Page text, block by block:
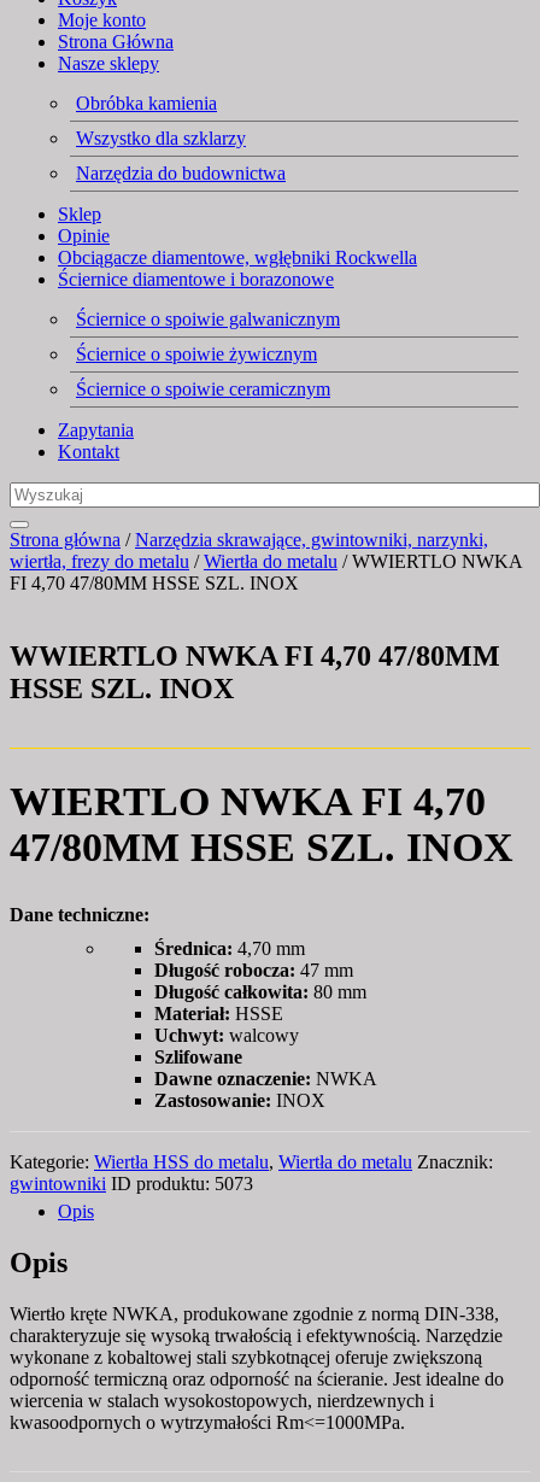
Moje konto
Strona Główna
Nasze sklepy
Obróbka kamienia
Wszystko dla szklarzy
Narzędzia do budownictwa
Sklep
Opinie
Obciągacze diamentowe, wgłębniki Rockwella
Ściernice diamentowe i borazonowe
Ściernice o spoiwie galwanicznym
Ściernice o spoiwie żywicznym
Ściernice o spoiwie ceramicznym
Zapytania
Kontakt
Strona główna /Narzędzia skrawające, gwintowniki, narzynki,
wiertła, frezy do metalu /Wiertła do metalu / WWIERTLO NWKA
FI 4,70 47/80MM HSSE SZL. INOX
WWIERTLO NWKA FI 4,70 47/80MM
HSSE SZL. INOX
WIERTLO NWKA FI 4,70
47/80MM HSSE SZL. INOX
Dane techniczne:
Średnica: 4,70 mm
Długość robocza: 47 mm
Długość całkowita: 80 mm
Materiał: HSSE
Uchwyt: walcowy
Szlifowane
Dawne oznaczenie: NWKA
Zastosowanie: INOX
Kategorie: Wiertła HSS do metalu, Wiertła do metalu Znacznik:
gwintowniki ID produktu: 5073
Opis
Opis
Wiertło kręte NWKA, produkowane zgodnie z normą DIN-338,
charakteryzuje się wysoką trwałością i efektywnością. Narzędzie
wykonane z kobaltowej stali szybkotnącej oferuje zwiększoną
odporność termiczną oraz odporność na ścieranie. Jest idealne do
wiercenia w stalach wysokostopowych, nierdzewnych i
kwasoodpornych o wytrzymałości Rm<=1000MPa.